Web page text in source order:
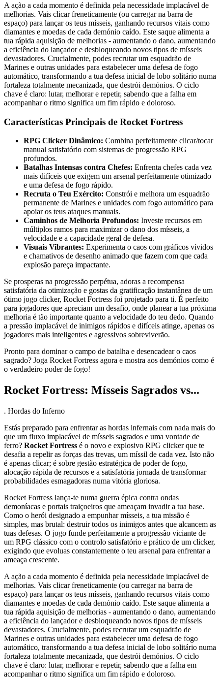
A ação a cada momento é definida pela necessidade implacável de
melhorias. Vais clicar freneticamente (ou carregar na barra de
espaço) para lançar os teus mísseis, ganhando recursos vitais como
diamantes e moedas de cada demónio caído. Este saque alimenta a
tua rápida aquisição de melhorias - aumentando o dano, aumentando
a eficiência do lançador e desbloqueando novos tipos de mísseis
devastadores. Crucialmente, podes recrutar um esquadrão de
Marines e outras unidades para estabelecer uma defesa de fogo
automático, transformando a tua defesa inicial de lobo solitário numa
fortaleza totalmente mecanizada, que destrói demónios. O ciclo
chave é claro: lutar, melhorar e repetir, sabendo que a falha em
acompanhar o ritmo significa um fim rápido e doloroso.
Características Principais de Rocket Fortress
RPG Clicker Dinâmico: Combina perfeitamente clicar/tocar
manual satisfatório com sistemas de progressão RPG
profundos.
Batalhas Intensas contra Chefes: Enfrenta chefes cada vez
mais difíceis que exigem um arsenal perfeitamente otimizado
e uma defesa de fogo rápido.
Recruta o Teu Exército: Constrói e melhora um esquadrão
permanente de Marines e unidades com fogo automático para
apoiar os teus ataques manuais.
Caminhos de Melhoria Profundos: Investe recursos em
múltiplos ramos para maximizar o dano dos mísseis, a
velocidade e a capacidade geral de defesa.
Visuais Vibrantes: Experimenta o caos com gráficos vívidos
e chamativos de desenho animado que fazem com que cada
explosão pareça impactante.
Se prosperas na progressão perpétua, adoras a recompensa
satisfatória da otimização e gostas da gratificação instantânea de um
ótimo jogo clicker, Rocket Fortress foi projetado para ti. É perfeito
para jogadores que apreciam um desafio, onde planear a tua próxima
melhoria é tão importante quanto a velocidade do teu dedo. Quando
a pressão implacável de inimigos rápidos e difíceis atinge, apenas os
jogadores mais inteligentes e agressivos sobreviverão.
Pronto para dominar o campo de batalha e desencadear o caos
sagrado? Joga Rocket Fortress agora e mostra aos demónios como é
o verdadeiro poder de fogo!
Rocket Fortress: Mísseis Sagrados vs...
. Hordas do Inferno
Estás preparado para enfrentar as hordas infernais com nada mais do
que um fluxo implacável de mísseis sagrados e uma vontade de
ferro? Rocket Fortress é o novo e explosivo RPG clicker que te
desafia a repelir as forças das trevas, um míssil de cada vez. Isto não
é apenas clicar; é sobre gestão estratégica de poder de fogo,
alocação rápida de recursos e a satisfatória jornada de transformar
probabilidades esmagadoras numa vitória gloriosa.
Rocket Fortress lança-te numa guerra épica contra ondas
demoníacas e portais traiçoeiros que ameaçam invadir a tua base.
Como o herói designado a empunhar mísseis, a tua missão é
simples, mas brutal: destruir todos os inimigos antes que alcancem as
tuas defesas. O jogo funde perfeitamente a progressão viciante de
um RPG clássico com o controlo satisfatório e prático de um clicker,
exigindo que evoluas constantemente o teu arsenal para enfrentar a
ameaça crescente.
A ação a cada momento é definida pela necessidade implacável de
melhorias. Vais clicar freneticamente (ou carregar na barra de
espaço) para lançar os teus mísseis, ganhando recursos vitais como
diamantes e moedas de cada demónio caído. Este saque alimenta a
tua rápida aquisição de melhorias - aumentando o dano, aumentando
a eficiência do lançador e desbloqueando novos tipos de mísseis
devastadores. Crucialmente, podes recrutar um esquadrão de
Marines e outras unidades para estabelecer uma defesa de fogo
automático, transformando a tua defesa inicial de lobo solitário numa
fortaleza totalmente mecanizada, que destrói demónios. O ciclo
chave é claro: lutar, melhorar e repetir, sabendo que a falha em
acompanhar o ritmo significa um fim rápido e doloroso.